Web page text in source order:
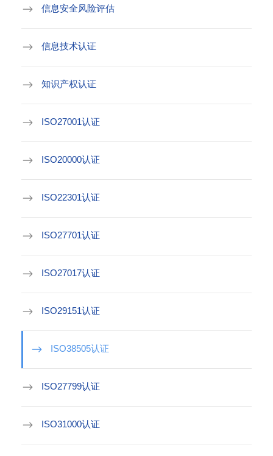
信息安全风险评估
信息技术认证
知识产权认证
ISO27001认证
ISO20000认证
ISO22301认证
ISO27701认证
ISO27017认证
ISO29151认证
ISO38505认证
ISO27799认证
ISO31000认证